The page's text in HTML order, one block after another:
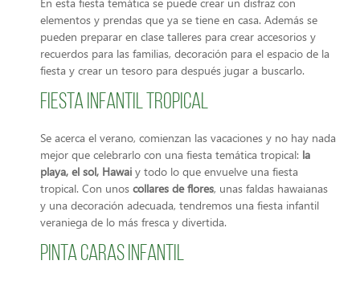
elementos y prendas que ya se tiene en casa. Además se
pueden preparar en clase talleres para crear accesorios y
recuerdos para las familias, decoración para el espacio de la
fiesta y crear un tesoro para después jugar a buscarlo.
Fiesta infantil tropical
Se acerca el verano, comienzan las vacaciones y no hay nada
mejor que celebrarlo con una fiesta temática tropical: la
playa, el sol, Hawai y todo lo que envuelve una fiesta
tropical. Con unos collares de flores, unas faldas hawaianas
y una decoración adecuada, tendremos una fiesta infantil
veraniega de lo más fresca y divertida.
Pinta caras infantil